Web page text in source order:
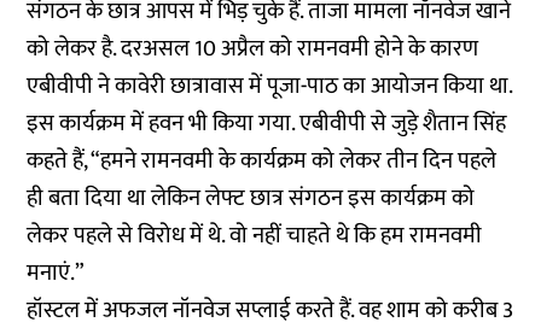
संगठन के छात्र आपस में भिड़ चुके हैं. ताजा मामला नॉनवेज खाने
को लेकर है. दरअसल 10 अप्रैल को रामनवमी होने के कारण
एबीवीपी ने कावेरी छात्रावास में पूजा-पाठ का आयोजन किया था.
इस कार्यक्रम में हवन भी किया गया. एबीवीपी से जुड़े शैतान सिंह
कहते हैं, “हमने रामनवमी के कार्यक्रम को लेकर तीन दिन पहले
ही बता दिया था लेकिन लेफ्ट छात्र संगठन इस कार्यक्रम को
लेकर पहले से विरोध में थे. वो नहीं चाहते थे कि हम रामनवमी
मनाएं.”
हॉस्टल में अफजल नॉनवेज सप्लाई करते हैं. वह शाम को करीब 3